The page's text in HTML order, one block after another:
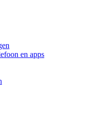
en apps